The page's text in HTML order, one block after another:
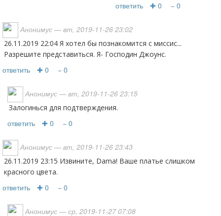
ответить ✚ 0 − 0
Анонимус — вт, 2019-11-26 23:02
26.11.2019 22:04 Я хотел бы познакомится с миссис...
Разрешите представиться. Я- Господин Джоунс.
ответить ✚ 0 − 0
Анонимус — вт, 2019-11-26 23:15
Залогинься для подтверждения.
ответить ✚ 0 − 0
Анонимус — вт, 2019-11-26 23:43
26.11.2019 23:15 Извините, Dаmа! Ваше платье слишком
красного цвета.
ответить ✚ 0 − 0
Анонимус — ср, 2019-11-27 07:08